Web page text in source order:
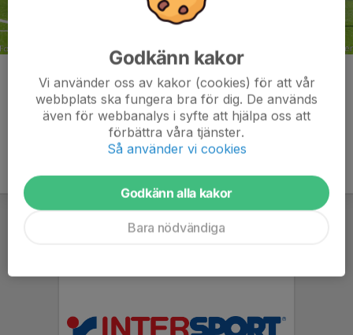
Kommentarer
Godkänn kakor
Vi använder oss av kakor (cookies) för att vår
webbplats ska fungera bra för dig. De används
även för webbanalys i syfte att hjälpa oss att
förbättra våra tjänster.
Så använder vi cookies
Godkänn alla kakor
Bara nödvändiga